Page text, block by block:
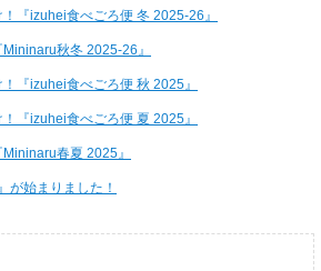
『izuhei食べごろ便 冬 2025-26』
秋冬 2025-26』
『izuhei食べごろ便 秋 2025』
『izuhei食べごろ便 夏 2025』
春夏 2025』
が始まりました！